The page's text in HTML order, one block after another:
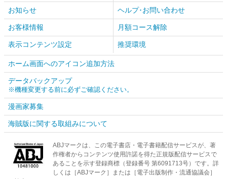
お知らせ ヘルプ･お問い合わせ
お客様情報 月額コース解除
表示コンテンツ設定 推奨環境
ホーム画面へのアイコン追加方法
データバックアップ
※機種変更する前に必ずご確認ください。
漫画家募集
海賊版に関する取組みについて
ABJマークは、この電子書店・電子書籍配信サービスが、著
作権者からコンテンツ使用許諾を得た正規版配信サービスで
あることを示す登録商標（登録番号 第6091713号）です。詳
しくは［ABJマーク］または［電子出版制作・流通協議会］